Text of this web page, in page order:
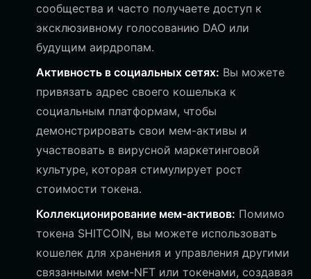
сообщества и часто получаете доступ к
эксклюзивному голосованию DAO или
будущим аирдропам.
Активность в социальных сетях: Вы можете
привязать адрес своего кошелька к
социальным платформам, чтобы
демонстрировать свои мем-активы и
участвовать в вирусной маркетинговой
культуре, которая стимулирует рост
стоимости токена.
Коллекционирование мем-активов: Помимо
токена SHITCOIN, вы можете использовать
кошелек для хранения и управления другими
связанными мем-NFT или токенами, создавая